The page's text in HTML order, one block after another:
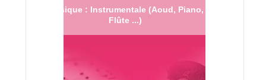
Musique : Instrumentale (Aoud, Piano,
Flûte ...)